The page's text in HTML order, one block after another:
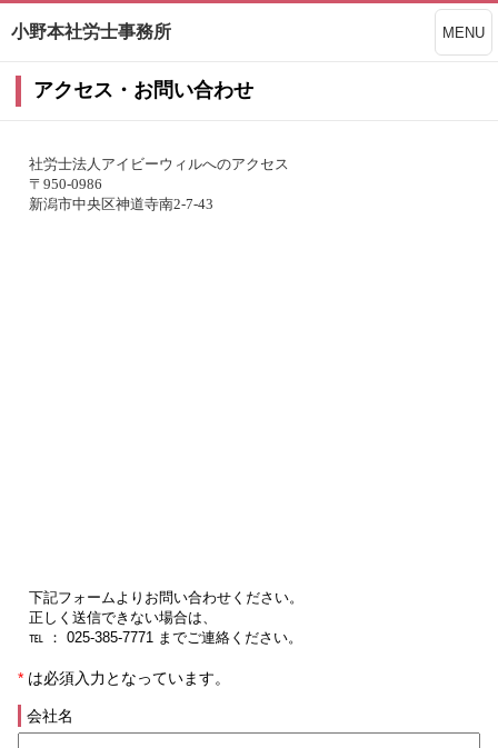
小野本社労士事務所 MENU
アクセス・お問い合わせ
社労士法人アイビーウィルへのアクセス
〒950-0986
新潟市中央区神道寺南2-7-43
下記フォームよりお問い合わせください。
正しく送信できない場合は、
℡ ： 025-385-7771 までご連絡ください。
* は必須入力となっています。
会社名